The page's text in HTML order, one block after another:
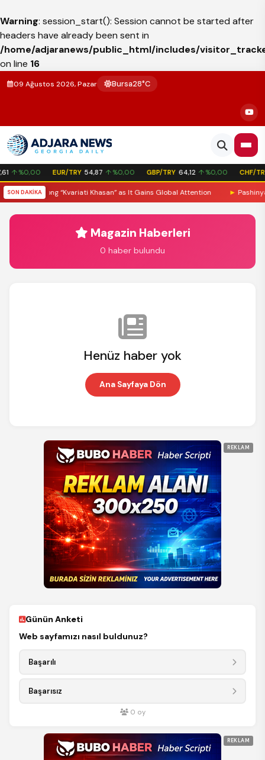
Warning: session_start(): Session cannot be started after
headers have already been sent in
/home/adjaranews/public_html/includes/
on line 16
09 Ağustos 2026, Pazar Bursa28°C
↑ %0,00 EUR/TRY 54,87 ↑ %0,00 GBP/TRY 64,12 ↑ %0,00 CHF/
SON DAKİKA
Folk Song “Kvariati Khasan” as It Gains Global Attention
Magazin Haberleri
0 haber bulundu
Henüz haber yok
Ana Sayfaya Dön
REKLAM
Günün Anketi
Web sayfamızı nasıl buldunuz?
Başarılı
Başarısız
0 oy
REKLAM